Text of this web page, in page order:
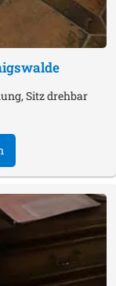
Sitz drehbar